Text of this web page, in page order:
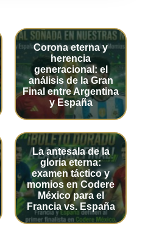
Corona eterna y
herencia
generacional: el
análisis de la Gran
Final entre Argentina
y España
La antesala de la
gloria eterna:
examen táctico y
momios en Codere
México para el
Francia vs. España